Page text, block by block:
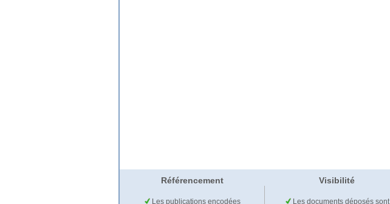
Référencement Visibilité
Les publications encodées Les documents déposés sont